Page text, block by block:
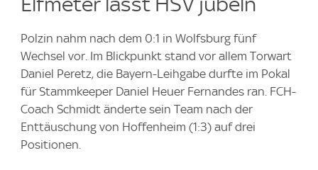
Polzin nahm nach dem 0:1 in Wolfsburg fünf
Wechsel vor. Im Blickpunkt stand vor allem Torwart
Daniel Peretz, die Bayern-Leihgabe durfte im Pokal
für Stammkeeper Daniel Heuer Fernandes ran. FCH-
Coach Schmidt änderte sein Team nach der
Enttäuschung von Hoffenheim (1:3) auf drei
Positionen.